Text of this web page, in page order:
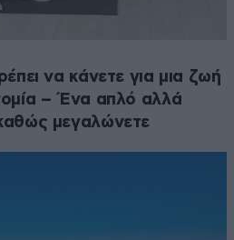
να κάνετε για μια ζωή
– Ένα απλό αλλά
μεγαλώνετε